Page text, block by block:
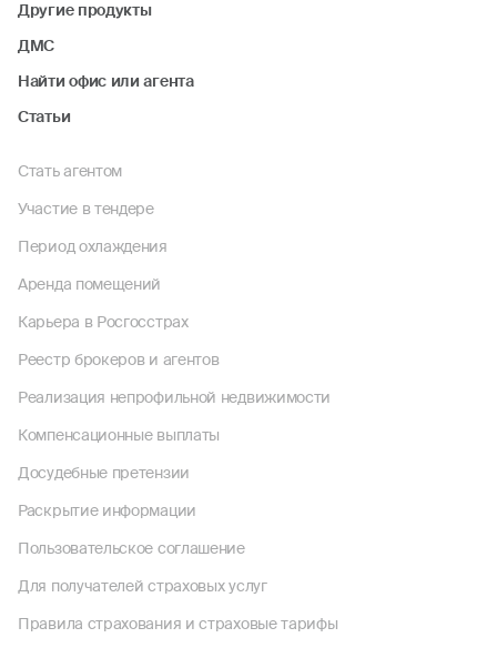
Другие продукты
ДМС
Найти офис или агента
Статьи
Стать агентом
Участие в тендере
Период охлаждения
Аренда помещений
Карьера в Росгосстрах
Реестр брокеров и агентов
Реализация непрофильной недвижимости
Компенсационные выплаты
Досудебные претензии
Раскрытие информации
Пользовательское соглашение
Для получателей страховых услуг
Правила страхования и страховые тарифы